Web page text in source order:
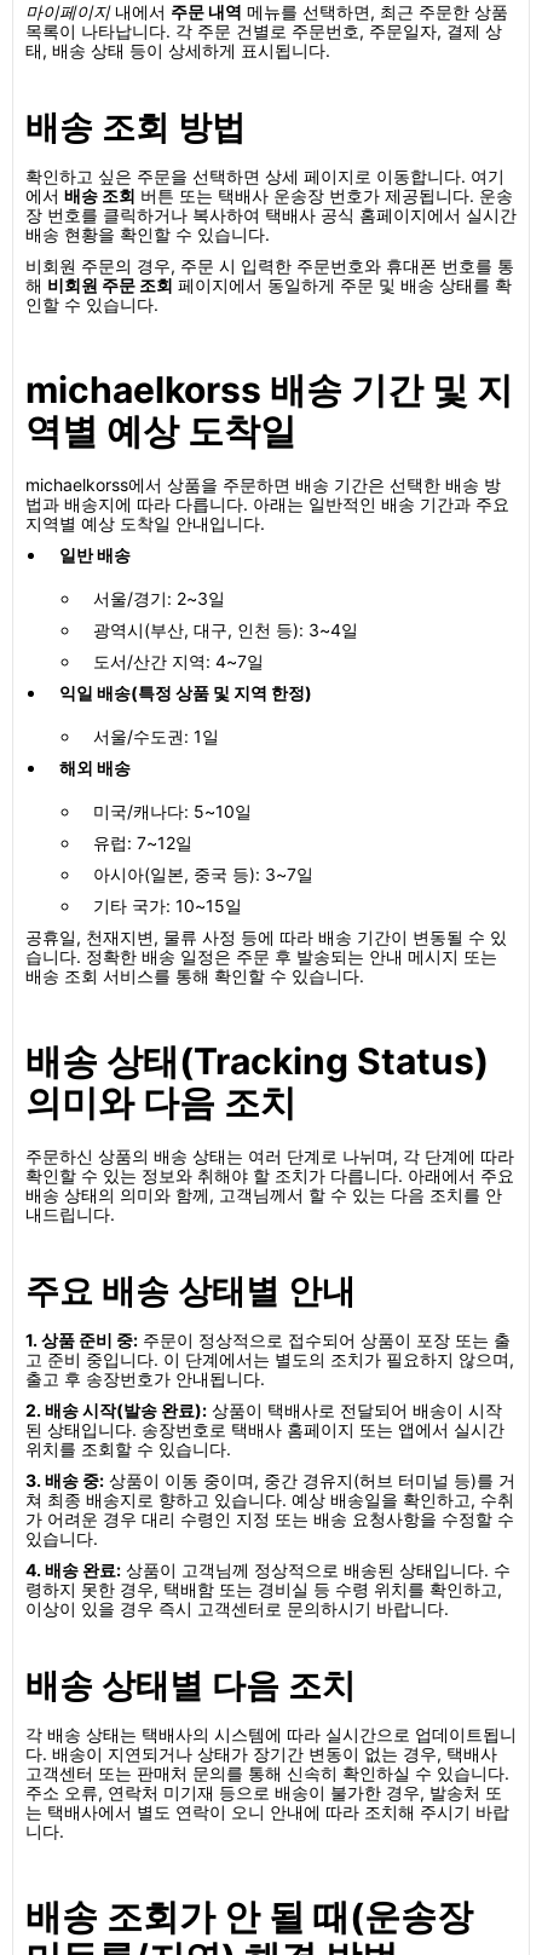
마이페이지내에서 주문 내역 메뉴를 선택하면, 최근 주문한 상품
목록이 나타납니다. 각 주문 건별로 주문번호, 주문일자, 결제 상
태, 배송 상태 등이 상세하게 표시됩니다.
배송 조회 방법
확인하고 싶은 주문을 선택하면 상세 페이지로 이동합니다. 여기
에서 배송 조회 버튼 또는 택배사 운송장 번호가 제공됩니다. 운송
장 번호를 클릭하거나 복사하여 택배사 공식 홈페이지에서 실시간
배송 현황을 확인할 수 있습니다.
비회원 주문의 경우, 주문 시 입력한 주문번호와 휴대폰 번호를 통
해 비회원 주문 조회 페이지에서 동일하게 주문 및 배송 상태를 확
인할 수 있습니다.
michaelkorss 배송 기간 및 지
역별 예상 도착일
michaelkorss에서 상품을 주문하면 배송 기간은 선택한 배송 방
법과 배송지에 따라 다릅니다. 아래는 일반적인 배송 기간과 주요
지역별 예상 도착일 안내입니다.
일반 배송
서울/경기: 2~3일
광역시(부산, 대구, 인천 등): 3~4일
도서/산간 지역: 4~7일
익일 배송(특정 상품 및 지역 한정)
서울/수도권: 1일
해외 배송
미국/캐나다: 5~10일
유럽: 7~12일
아시아(일본, 중국 등): 3~7일
기타 국가: 10~15일
공휴일, 천재지변, 물류 사정 등에 따라 배송 기간이 변동될 수 있
습니다. 정확한 배송 일정은 주문 후 발송되는 안내 메시지 또는
배송 조회 서비스를 통해 확인할 수 있습니다.
배송 상태(Tracking Status)
의미와 다음 조치
주문하신 상품의 배송 상태는 여러 단계로 나뉘며, 각 단계에 따라
확인할 수 있는 정보와 취해야 할 조치가 다릅니다. 아래에서 주요
배송 상태의 의미와 함께, 고객님께서 할 수 있는 다음 조치를 안
내드립니다.
주요 배송 상태별 안내
1. 상품 준비 중: 주문이 정상적으로 접수되어 상품이 포장 또는 출
고 준비 중입니다. 이 단계에서는 별도의 조치가 필요하지 않으며,
출고 후 송장번호가 안내됩니다.
2. 배송 시작(발송 완료): 상품이 택배사로 전달되어 배송이 시작
된 상태입니다. 송장번호로 택배사 홈페이지 또는 앱에서 실시간
위치를 조회할 수 있습니다.
3. 배송 중: 상품이 이동 중이며, 중간 경유지(허브 터미널 등)를 거
쳐 최종 배송지로 향하고 있습니다. 예상 배송일을 확인하고, 수취
가 어려운 경우 대리 수령인 지정 또는 배송 요청사항을 수정할 수
있습니다.
4. 배송 완료: 상품이 고객님께 정상적으로 배송된 상태입니다. 수
령하지 못한 경우, 택배함 또는 경비실 등 수령 위치를 확인하고,
이상이 있을 경우 즉시 고객센터로 문의하시기 바랍니다.
배송 상태별 다음 조치
각 배송 상태는 택배사의 시스템에 따라 실시간으로 업데이트됩니
다. 배송이 지연되거나 상태가 장기간 변동이 없는 경우, 택배사
고객센터 또는 판매처 문의를 통해 신속히 확인하실 수 있습니다.
주소 오류, 연락처 미기재 등으로 배송이 불가한 경우, 발송처 또
는 택배사에서 별도 연락이 오니 안내에 따라 조치해 주시기 바랍
니다.
배송 조회가 안 될 때(운송장